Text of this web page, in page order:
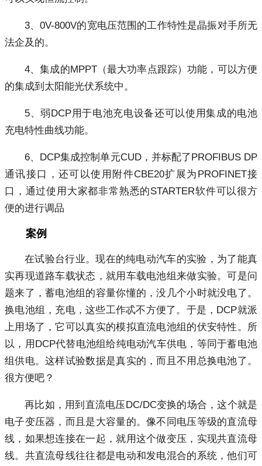
3、0V-800V的宽电压范围的工作特性是晶振对手所无
法企及的。
4、集成的MPPT（最大功率点跟踪）功能，可以方便
的集成到太阳能光伏系统中。
5、弱DCP用于电池充电设备还可以使用集成的电池
充电特性曲线功能。
6、DCP集成控制单元CUD，并标配了PROFIBUS DP
通讯接口，还可以使用附件CBE20扩展为PROFINET接
口，通过使用大家都非常熟悉的STARTER软件可以很方
便的进行调品
案例
在试验台行业。现在的纯电动汽车的实验，为了能真
实再现道路车载状态，就用车载电池组来做实验。可是问
题来了，蓄电池组的容量你懂的，没几个小时就没电了。
换电池组，充电，这些工作忒不方便了。于是，DCP就派
上用场了，它可以真实的模拟直流电池组的伏安特性。所
以，用DCP代替电池组给纯电动汽车供电，等同于蓄电池
组供电。这样试验数据是真实的，而且不用总换电池了。
很方便吧？
再比如，用到直流电压DC/DC变换的场合，这个就是
电子变压器，而且是大容量的。像不同电压等级的直流母
线，如果想连接在一起，就用这个做变压，实现共直流母
线。共直流母线往往都是电动和发电混合的系统，他们可